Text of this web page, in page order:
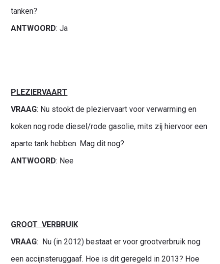
tanken?
ANTWOORD: Ja
PLEZIERVAART
VRAAG: Nu stookt de pleziervaart voor verwarming en
koken nog rode diesel/rode gasolie, mits zij hiervoor een
aparte tank hebben. Mag dit nog?
ANTWOORD: Nee
GROOT VERBRUIK
VRAAG: Nu (in 2012) bestaat er voor grootverbruik nog
een accijnsteruggaaf. Hoe is dit geregeld in 2013? Hoe